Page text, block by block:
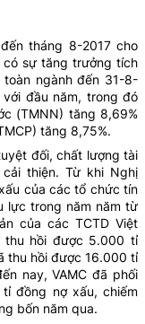
tháng 8-2017 cho
sự tăng trưởng tích
ngành đến 31-8-
đầu năm, trong đó
(TMNN) tăng 8,69%
tăng 8,75%.
đối, chất lượng tài
thiện. Từ khi Nghị
của các tổ chức tín
lực trong năm năm từ
của các TCTD Việt
thu hồi được 5.000 tỉ
thu hồi được 16.000 tỉ
nay, VAMC đã phối
đồng nợ xấu, chiếm
bốn năm qua.